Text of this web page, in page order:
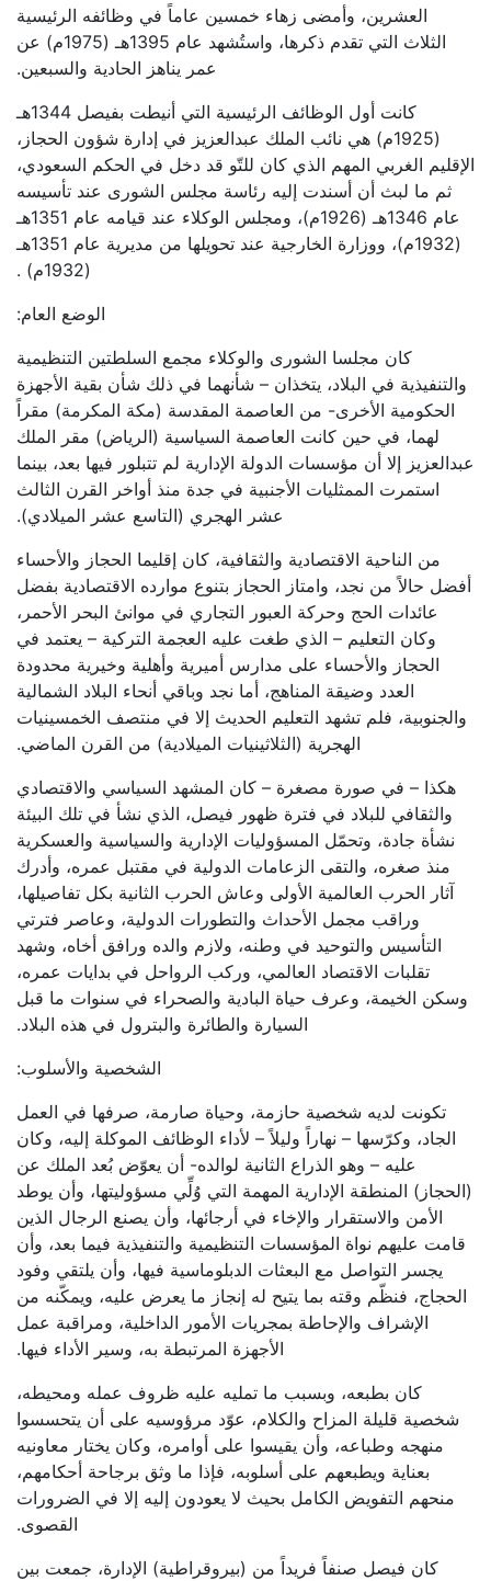
العشرين، وأمضى زهاء خمسين عاماً في وظائفه الرئيسية
الثلاث التي تقدم ذكرها، واستُشهد عام 1395هـ (1975م) عن
عمر يناهز الحادية والسبعين.
كانت أول الوظائف الرئيسية التي أنيطت بفيصل 1344هـ
(1925م) هي نائب الملك عبدالعزيز في إدارة شؤون الحجاز،
الإقليم الغربي المهم الذي كان للتّو قد دخل في الحكم السعودي،
ثم ما لبث أن أسندت إليه رئاسة مجلس الشورى عند تأسيسه
عام 1346هـ (1926م)، ومجلس الوكلاء عند قيامه عام 1351هـ
(1932م)، ووزارة الخارجية عند تحويلها من مديرية عام 1351هـ
(1932م) .
الوضع العام:
كان مجلسا الشورى والوكلاء مجمع السلطتين التنظيمية
والتنفيذية في البلاد، يتخذان – شأنهما في ذلك شأن بقية الأجهزة
الحكومية الأخرى- من العاصمة المقدسة (مكة المكرمة) مقراً
لهما، في حين كانت العاصمة السياسية (الرياض) مقر الملك
عبدالعزيز إلا أن مؤسسات الدولة الإدارية لم تتبلور فيها بعد، بينما
استمرت الممثليات الأجنبية في جدة منذ أواخر القرن الثالث
عشر الهجري (التاسع عشر الميلادي).
من الناحية الاقتصادية والثقافية، كان إقليما الحجاز والأحساء
أفضل حالاً من نجد، وامتاز الحجاز بتنوع موارده الاقتصادية بفضل
عائدات الحج وحركة العبور التجاري في موانئ البحر الأحمر،
وكان التعليم – الذي طغت عليه العجمة التركية – يعتمد في
الحجاز والأحساء على مدارس أميرية وأهلية وخيرية محدودة
العدد وضيقة المناهج، أما نجد وباقي أنحاء البلاد الشمالية
والجنوبية، فلم تشهد التعليم الحديث إلا في منتصف الخمسينيات
الهجرية (الثلاثينيات الميلادية) من القرن الماضي.
هكذا – في صورة مصغرة – كان المشهد السياسي والاقتصادي
والثقافي للبلاد في فترة ظهور فيصل، الذي نشأ في تلك البيئة
نشأة جادة، وتحمّل المسؤوليات الإدارية والسياسية والعسكرية
منذ صغره، والتقى الزعامات الدولية في مقتبل عمره، وأدرك
آثار الحرب العالمية الأولى وعاش الحرب الثانية بكل تفاصيلها،
وراقب مجمل الأحداث والتطورات الدولية، وعاصر فترتي
التأسيس والتوحيد في وطنه، ولازم والده ورافق أخاه، وشهد
تقلبات الاقتصاد العالمي، وركب الرواحل في بدايات عمره،
وسكن الخيمة، وعرف حياة البادية والصحراء في سنوات ما قبل
السيارة والطائرة والبترول في هذه البلاد.
الشخصية والأسلوب:
تكونت لديه شخصية حازمة، وحياة صارمة، صرفها في العمل
الجاد، وكرّسها – نهاراً وليلاً – لأداء الوظائف الموكلة إليه، وكان
عليه – وهو الذراع الثانية لوالده- أن يعوّض بُعد الملك عن
(الحجاز) المنطقة الإدارية المهمة التي وُلِّي مسؤوليتها، وأن يوطد
الأمن والاستقرار والإخاء في أرجائها، وأن يصنع الرجال الذين
قامت عليهم نواة المؤسسات التنظيمية والتنفيذية فيما بعد، وأن
يجسر التواصل مع البعثات الدبلوماسية فيها، وأن يلتقي وفود
الحجاج، فنظّم وقته بما يتيح له إنجاز ما يعرض عليه، ويمكّنه من
الإشراف والإحاطة بمجريات الأمور الداخلية، ومراقبة عمل
الأجهزة المرتبطة به، وسير الأداء فيها.
كان بطبعه، وبسبب ما تمليه عليه ظروف عمله ومحيطه،
شخصية قليلة المزاح والكلام، عوّد مرؤوسيه على أن يتحسسوا
منهجه وطباعه، وأن يقيسوا على أوامره، وكان يختار معاونيه
بعناية ويطبعهم على أسلوبه، فإذا ما وثق برجاحة أحكامهم،
منحهم التفويض الكامل بحيث لا يعودون إليه إلا في الضرورات
القصوى.
كان فيصل صنفاً فريداً من (بيروقراطية) الإدارة، جمعت بين